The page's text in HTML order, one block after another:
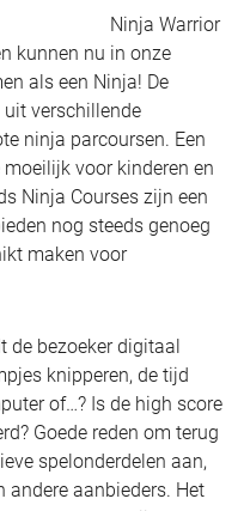
Ninja Warrior
kunnen nu in onze
als een Ninja! De
verschillende
ninja parcoursen. Een
voor kinderen en
Ninja Courses zijn een
nog steeds genoeg
maken voor
de bezoeker digitaal
knipperen, de tijd
of…? Is de high score
Goede reden om terug
spelonderdelen aan,
aanbieders. Het